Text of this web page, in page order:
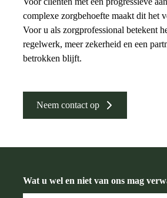
complexe zorgbehoefte maakt dit het
Voor u als zorgprofessional betekent
regelwerk, meer zekerheid en een
betrokken blijft.
Neem contact op
Wat u wel en niet van ons mag